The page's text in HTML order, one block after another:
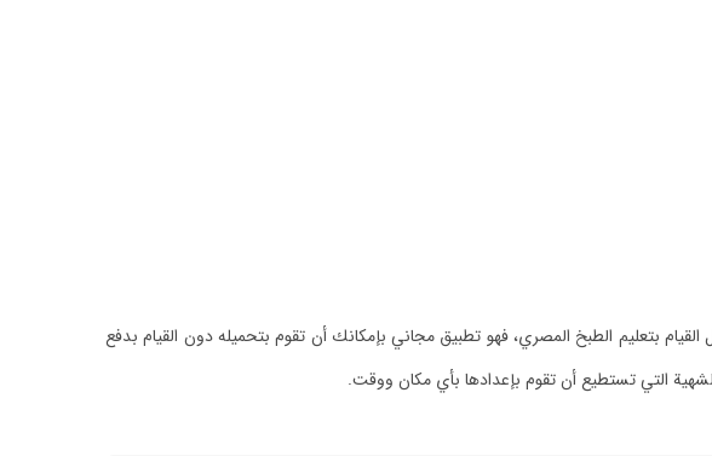
بتعليم الطبخ المصري، فهو تطبيق مجاني بإمكانك أن تقوم بتحميله دون القيام بدفع
التي تستطيع أن تقوم بإعدادها بأي مكان ووقت.